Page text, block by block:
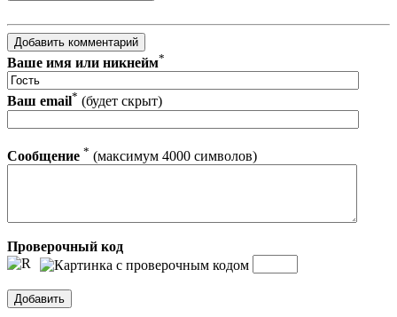
Ваше имя или никнейм*
Ваш email* (будет скрыт)
Сообщение * (максимум 4000 символов)
Проверочный код